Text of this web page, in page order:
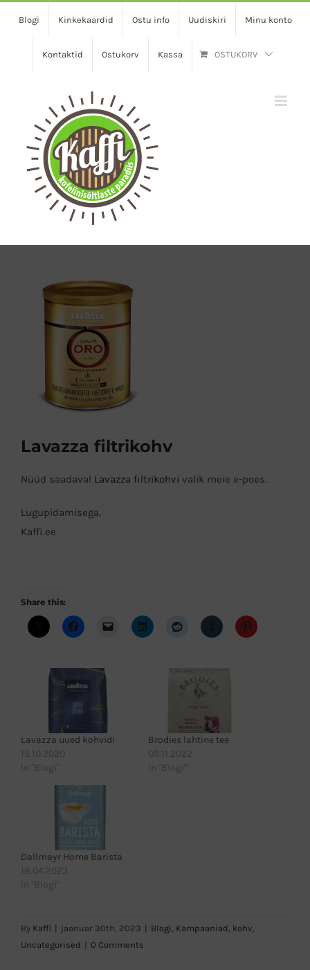
Blogi Kinkekaardid Ostu info Uudiskiri Minu konto
Kontaktid Ostukorv Kassa OSTUKORV
Image
Lavazza filtrikohv
Nüüd saadaval Lavazza filtrikohvi valik meie e-poes.
Lugupidamisega,
Kaffi.ee
Share this:
Lavazza uued kohvid!
15.10.2020
In "Blogi"
Brodies lahtine tee
09.11.2022
In "Blogi"
Dallmayr Home Barista
18.04.2023
In "Blogi"
By Kaffi | jaanuar 30th, 2023 | Blogi Kampaaniad kohv
Uncategorised | 0 Comments